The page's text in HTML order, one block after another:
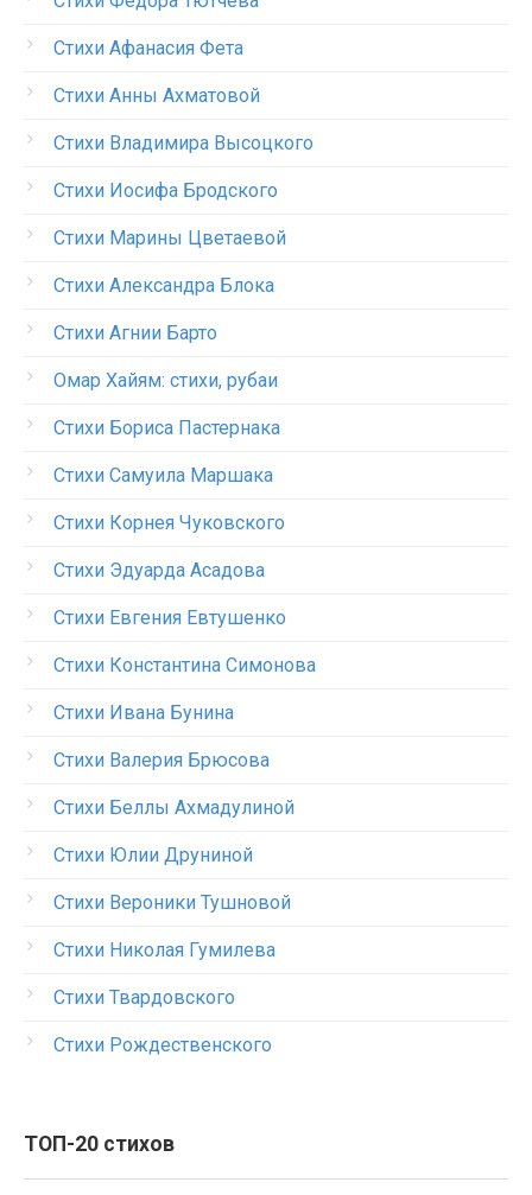
Стихи Афанасия Фета
Стихи Анны Ахматовой
Стихи Владимира Высоцкого
Стихи Иосифа Бродского
Стихи Марины Цветаевой
Стихи Александра Блока
Стихи Агнии Барто
Омар Хайям: стихи, рубаи
Стихи Бориса Пастернака
Стихи Самуила Маршака
Стихи Корнея Чуковского
Стихи Эдуарда Асадова
Стихи Евгения Евтушенко
Стихи Константина Симонова
Стихи Ивана Бунина
Стихи Валерия Брюсова
Стихи Беллы Ахмадулиной
Стихи Юлии Друниной
Стихи Вероники Тушновой
Стихи Николая Гумилева
Стихи Твардовского
Стихи Рождественского
ТОП-20 стихов